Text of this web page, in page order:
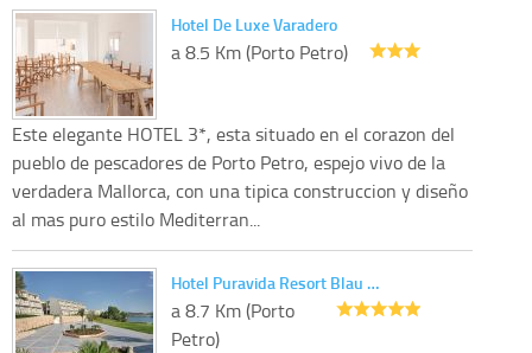
Hotel De Luxe Varadero
a 8.5 Km (Porto Petro)
Este elegante HOTEL 3*, esta situado en el corazon del
pueblo de pescadores de Porto Petro, espejo vivo de la
verdadera Mallorca, con una tipica construccion y diseño
al mas puro estilo Mediterran...
Hotel Puravida Resort Blau …
a 8.7 Km (Porto
Petro)